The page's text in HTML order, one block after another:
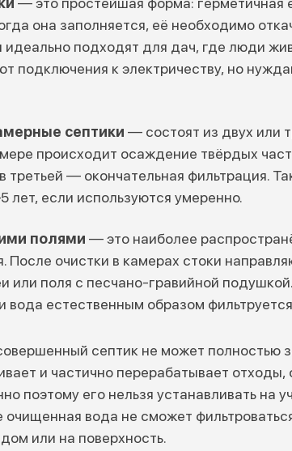
она заполняется, её необходимо
подходят для дач, где люди
подключения к электричеству, но
септики — состоят из двух или
происходит осаждение твёрдых
третьей — окончательная фильтрация.
лет, если используются умеренно.
полями — это наиболее
После очистки в камерах стоки
или поля с песчано-гравийной
вода естественным образом
септик не может полностью
и частично перерабатывает отходы,
поэтому его нельзя устанавливать на
вода не сможет
или на поверхность.